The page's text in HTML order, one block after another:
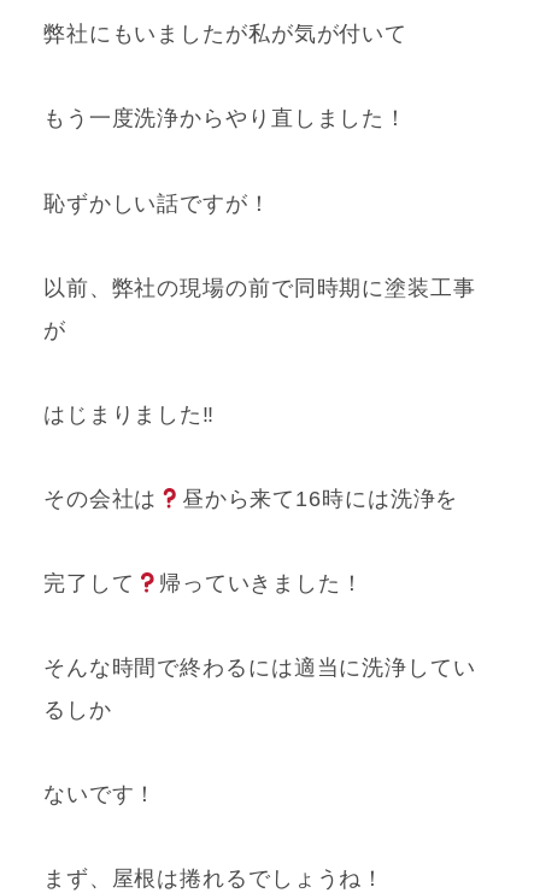
弊社にもいましたが私が気が付いて
もう一度洗浄からやり直しました！
恥ずかしい話ですが！
以前、弊社の現場の前で同時期に塗装工事
が
はじまりました‼
その会社は 昼から来て16時には洗浄を
完了して 帰っていきました！
そんな時間で終わるには適当に洗浄してい
るしか
ないです！
まず、屋根は捲れるでしょうね！